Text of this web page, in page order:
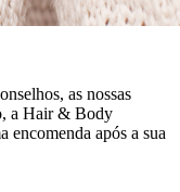
as nossas
a Hair & Body
encomenda após a sua